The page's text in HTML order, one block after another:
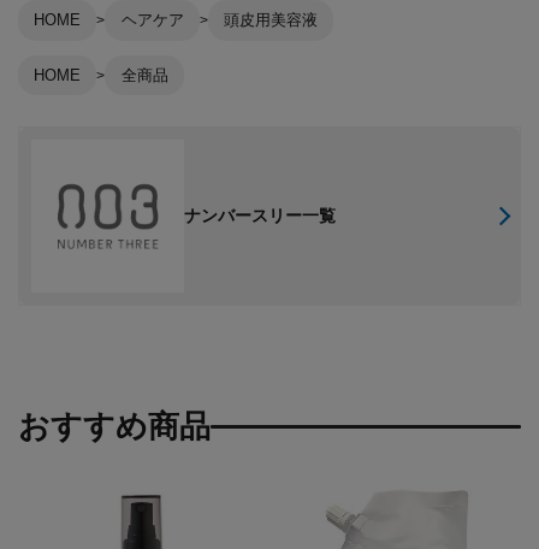
HOME ヘアケア 頭皮用美容液
HOME 全商品
ナンバースリー一覧
おすすめ商品